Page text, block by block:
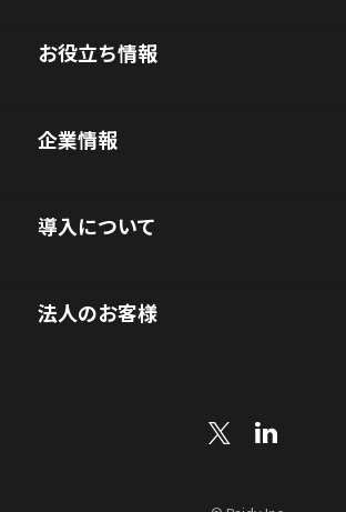
お役立ち情報
企業情報
導入について
法人のお客様